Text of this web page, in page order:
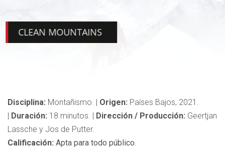
CLEAN MOUNTAINS
Disciplina: Montañismo. | Origen: Países Bajos, 2021.
| Duración: 18 minutos. | Dirección / Producción: Geertjan
Lassche y Jos de Putter.
Calificación: Apta para todo público.